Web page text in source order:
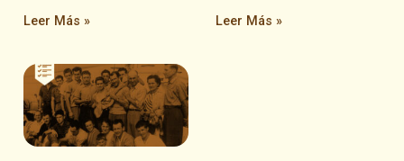
Leer Más »
Leer Más »